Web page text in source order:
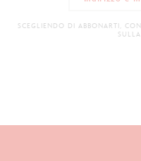
SCEGLIENDO DI ABBONARTI,